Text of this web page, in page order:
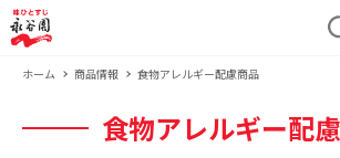
ホーム 商品情報 食物アレルギー配慮商品
食物アレルギー配